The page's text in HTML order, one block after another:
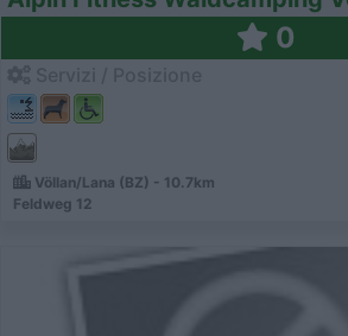
0
Völlan/Lana (BZ) - 10.7km
Feldweg 12